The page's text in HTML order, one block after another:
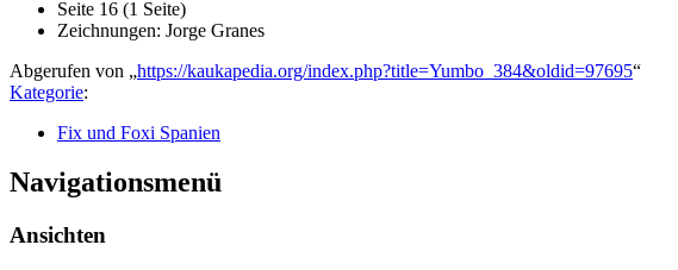
Seite 16 (1 Seite)
Zeichnungen: Jorge Granes
Abgerufen von „https://kaukapedia.org/index.php?title=Yumbo_384&oldid=97695“
Kategorie:
Fix und Foxi Spanien
Navigationsmenü
Ansichten